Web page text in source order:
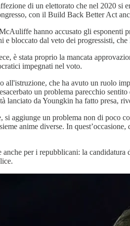
di un elettorato che nel 2020 si
con il Build Back Better Act
hanno accusato gli esponenti
e bloccato dal veto dei progressisti,
è stata proprio la mancata
impegnati nel voto.
all'istruzione, che ha avuto un ruolo
un problema parecchio
lanciato da Youngkin ha fatto presa,
si aggiunge un problema non di poco
anime diverse. In
anche per i repubblicani: la